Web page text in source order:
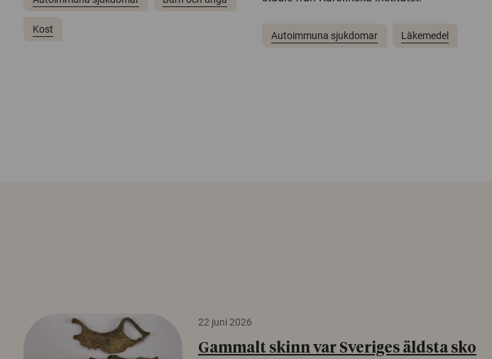
Kost
Autoimmuna sjukdomar Läkemedel
22 juni 2026
Gammalt skinn var Sveriges äldsta sko